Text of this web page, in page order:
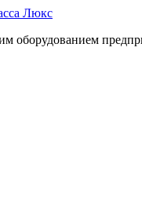
оборудованием